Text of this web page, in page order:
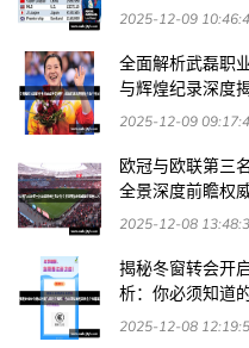
2025-12-09
全面解析武磊职
与辉煌纪录深度
2025-12-09
欧冠与欧联第三
全景深度前瞻权
2025-12-08
揭秘冬窗转会开
析：你必须知道
2025-12-08